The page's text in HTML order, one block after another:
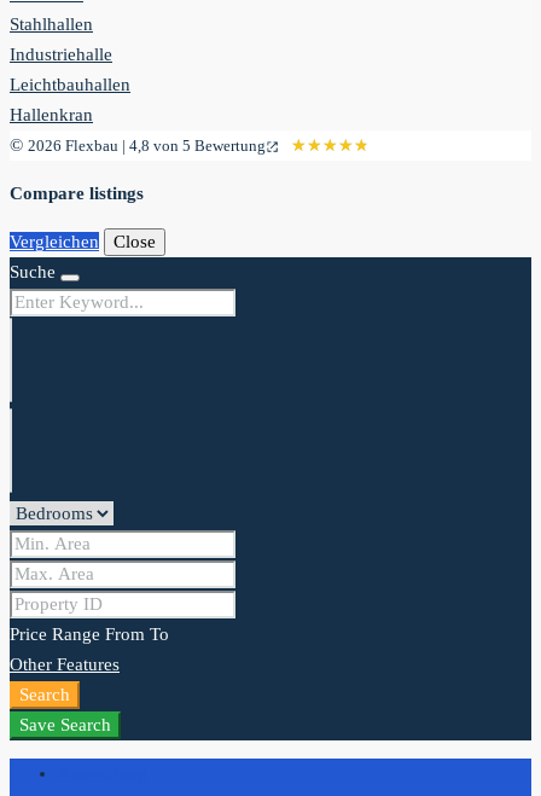
Stahlhallen
Industriehalle
Leichtbauhallen
Hallenkran
© 2026 Flexbau | 4,8 von 5 Bewertung ★★★★★
★★★★★
Compare listings
Vergleichen
Close
Suche
Price Range From To
Other Features
Search
Save Search